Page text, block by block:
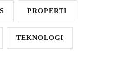
PROPERTI
TEKNOLOGI